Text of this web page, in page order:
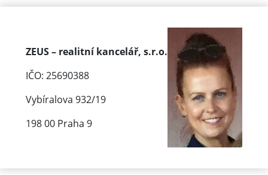
ZEUS – realitní kancelář, s.r.o.
IČO: 25690388
Vybíralova 932/19
198 00 Praha 9